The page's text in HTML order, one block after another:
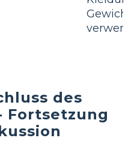
des
Fortsetzung